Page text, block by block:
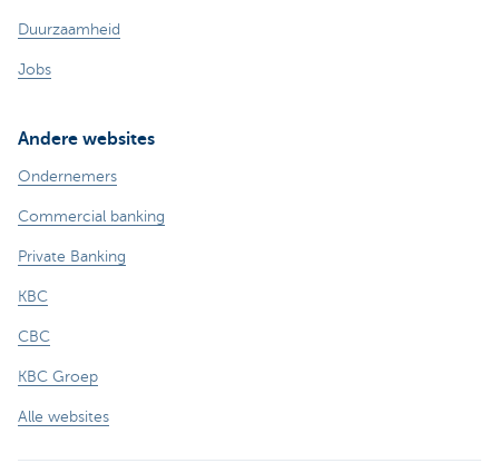
Duurzaamheid
Jobs
Andere websites
Ondernemers
Commercial banking
Private Banking
KBC
CBC
KBC Groep
Alle websites